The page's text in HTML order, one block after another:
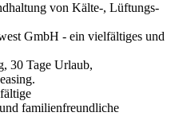
von Kälte-, Lüftungs-
GmbH - ein vielfältiges und
30 Tage Urlaub,
familienfreundliche